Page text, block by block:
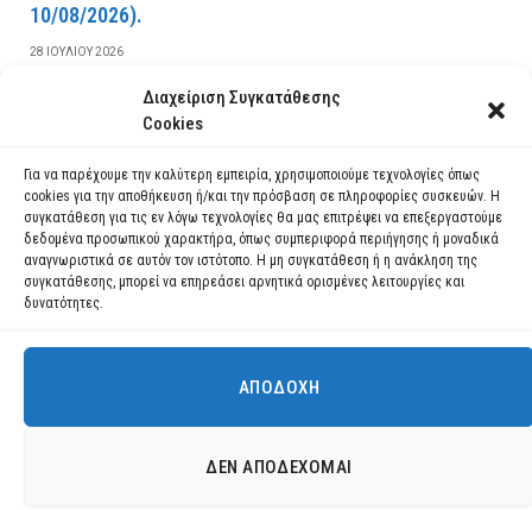
Διαχείριση Συγκατάθεσης
Cookies
Για να παρέχουμε την καλύτερη εμπειρία, χρησιμοποιούμε τεχνολογίες όπως
cookies για την αποθήκευση ή/και την πρόσβαση σε πληροφορίες συσκευών. Η
συγκατάθεση για τις εν λόγω τεχνολογίες θα μας επιτρέψει να επεξεργαστούμε
δεδομένα προσωπικού χαρακτήρα, όπως συμπεριφορά περιήγησης ή μοναδικά
αναγνωριστικά σε αυτόν τον ιστότοπο. Η μη συγκατάθεση ή η ανάκληση της
συγκατάθεσης, μπορεί να επηρεάσει αρνητικά ορισμένες λειτουργίες και
δυνατότητες.
ΑΠΟΔΟΧΉ
ΔΕΝ ΑΠΟΔΈΧΟΜΑΙ
10/08/2026).
28 ΙΟΥΛΊΟΥ 2026
ΔΙΑΒΆΣΤΕ ΠΕΡΙΣΣΌΤΕΡΑ
Χρησιμοποιούμε cookies για να σας προσφέρουμε τη βέλτιστη εμπειρία
πλοήγησης στον ιστότοπό μας.
ρυθμίσεις